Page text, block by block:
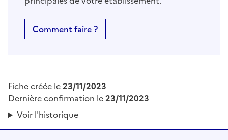
Comment faire ?
Fiche créée le23/11/2023
Dernière confirmation le23/11/2023
Voir l'historique